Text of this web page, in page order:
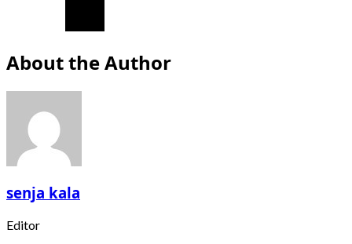
About the Author
senja kala
Editor